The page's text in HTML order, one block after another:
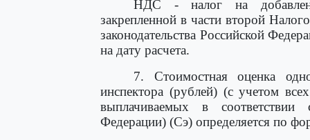
НДС - налог на
закрепленной в части второй
законодательства Российской
на дату расчета.
7. Стоимостная оценка
инспектора (рублей) (с учетом
выплачиваемых в соответствии
Федерации) (Сэ) определяется по